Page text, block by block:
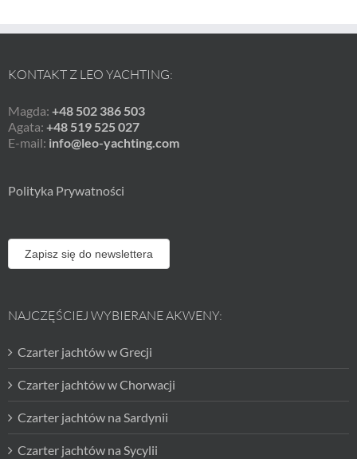
KONTAKT Z LEO YACHTING:
Magda: +48 502 386 503
Agata: +48 519 525 027
E-mail: info@leo-yachting.com
Polityka Prywatności
Zapisz się do newslettera
NAJCZĘŚCIEJ WYBIERANE AKWENY:
Czarter jachtów w Grecji
Czarter jachtów w Chorwacji
Czarter jachtów na Sardynii
Czarter jachtów na Sycylii